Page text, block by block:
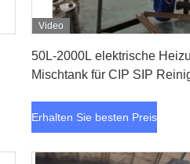
Video
50L-2000L elektrische
Mischtank für CIP SIP
Erhalten Sie besten Preis